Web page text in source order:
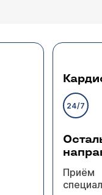
прошло
24/7
Приём